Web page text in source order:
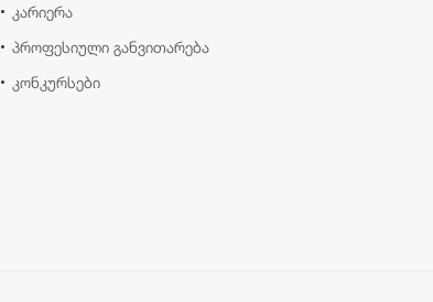
კარიერა
პროფესიული განვითარება
კონკურსები